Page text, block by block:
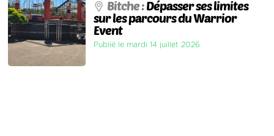
Bitche :Dépasser ses limites
sur les parcours du Warrior
Event
Publié le mardi 14 juillet 2026